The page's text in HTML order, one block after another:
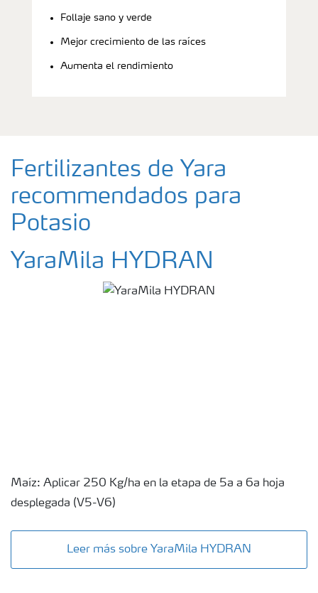
Follaje sano y verde
Mejor crecimiento de las raíces
Aumenta el rendimiento
Fertilizantes de Yara
recommendados para
Potasio
YaraMila HYDRAN
Maíz: Aplicar 250 Kg/ha en la etapa de 5a a 6a hoja
desplegada (V5-V6)
Leer más sobre YaraMila HYDRAN